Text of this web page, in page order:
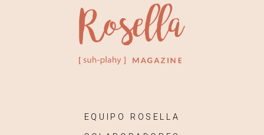
EQUIPO ROSELLA